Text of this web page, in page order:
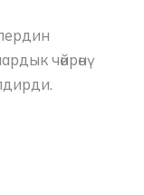
чөйрөнү